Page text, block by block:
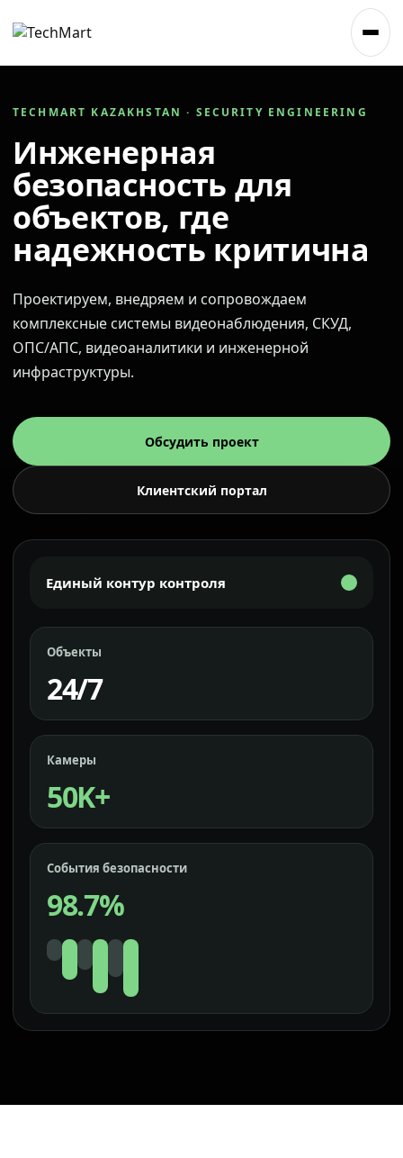
TECHMART KAZAKHSTAN · SECURITY ENGINEERING
Инженерная
безопасность для
объектов, где
надежность критична
Проектируем, внедряем и сопровождаем
комплексные системы видеонаблюдения, СКУД,
ОПС/АПС, видеоаналитики и инженерной
инфраструктуры.
Обсудить проект
Клиентский портал
Единый контур контроля
Объекты
24/7
Камеры
50K+
События безопасности
98.7%